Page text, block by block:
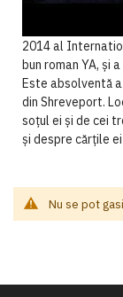
2014 al
bun roman YA, și
Este absolventă
din Shreveport.
soțul ei și de cei
și despre cărțile
Nu se pot